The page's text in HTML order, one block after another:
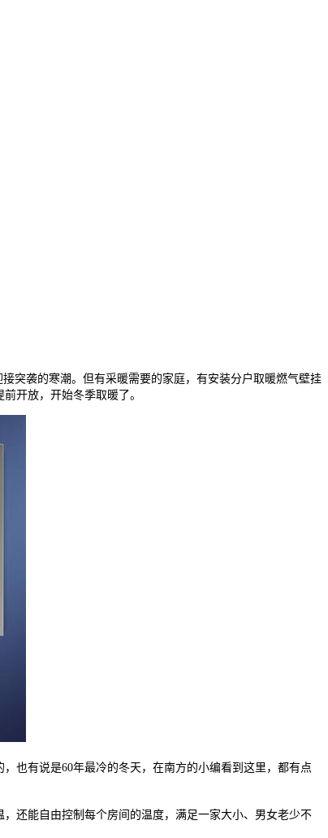
突袭的寒潮。但有采暖需要的家庭，有安装分户取暖燃气壁挂
开放，开始冬季取暖了。
也有说是60年最冷的冬天，在南方的小编看到这里，都有点
还能自由控制每个房间的温度，满足一家大小、男女老少不